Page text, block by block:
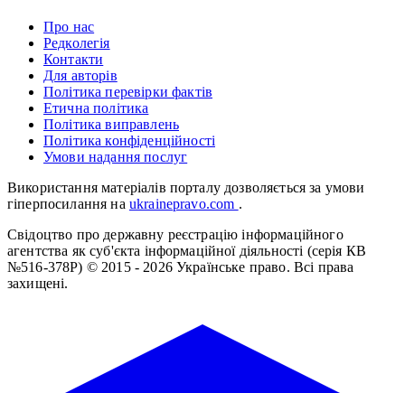
Про нас
Редколегія
Контакти
Для авторів
Політика перевірки фактів
Етична політика
Політика виправлень
Політика конфіденційності
Умови надання послуг
Використання матеріалів порталу дозволяється за умови
гіперпосилання на ukrainepravo.com .
Свідоцтво про державну реєстрацію інформаційного
агентства як суб'єкта інформаційної діяльності (серія КВ
№516-378Р) © 2015 - 2026 Українське право. Всі права
захищені.